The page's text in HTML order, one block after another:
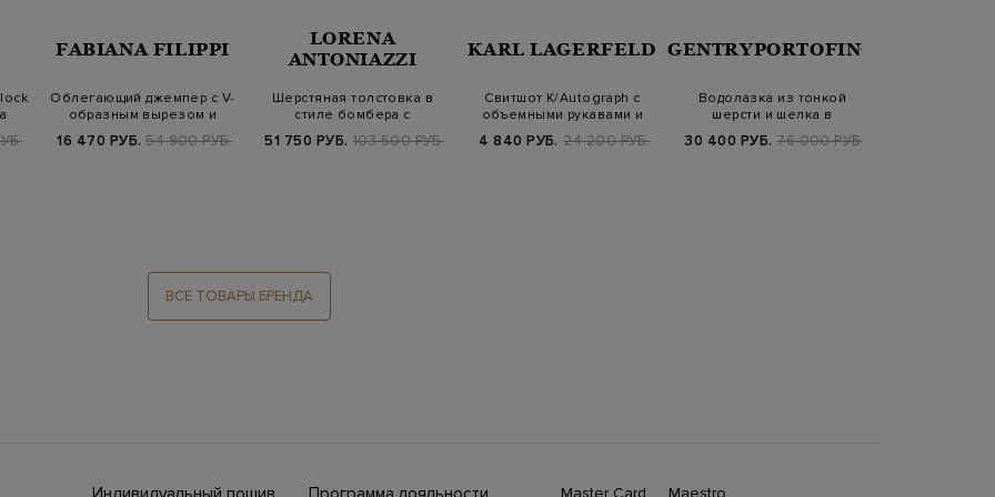
FABIANA FILIPPI
Облегающий джемпер с V-
образным вырезом и
16 470 РУБ. 54 900 РУБ.
LORENA
ANTONIAZZI
Шерстяная толстовка в
стиле бомбера с
51 750 РУБ. 103 500 РУБ.
KARL LAGERFELD
Свитшот K/Autograph с
объемными рукавами и
4 840 РУБ. 24 200 РУБ.
GENTRYPORTOFINO
Водолазка из тонкой
шерсти и шелка в
30 400 РУБ. 76 000 РУБ.
ВСЕ ТОВАРЫ БРЕНДА
Master Card Maestro